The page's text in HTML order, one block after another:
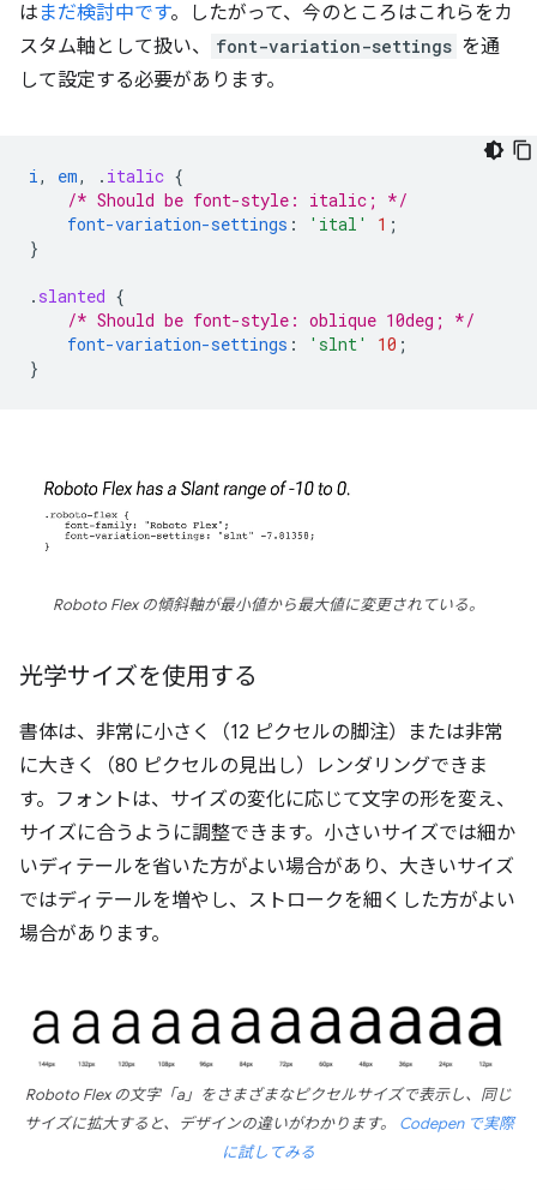
は まだ検討中です。したがって、今のところはこれらをカ
スタム軸として扱い、
font-variation-settings を通
して設定する必要があります。
i, em, . italic {
/* Should be font-style: italic; */
font-variation-settings : 'ital' 1 ;
}
. slanted {
/* Should be font-style: oblique 10deg; */
font-variation-settings : 'slnt' 10 ;
}
Roboto Flex の傾斜軸が最小値から最大値に変更されている。
光学サイズを使用する
書体は、非常に小さく（12 ピクセルの脚注）または非常
に大きく（80 ピクセルの見出し）レンダリングできま
す。フォントは、サイズの変化に応じて文字の形を変え、
サイズに合うように調整できます。小さいサイズでは細か
いディテールを省いた方がよい場合があり、大きいサイズ
ではディテールを増やし、ストロークを細くした方がよい
場合があります。
Roboto Flex の文字「a」をさまざまなピクセルサイズで表示し、同じ
サイズに拡大すると、デザインの違いがわかります。 Codepen で実際
に試してみる